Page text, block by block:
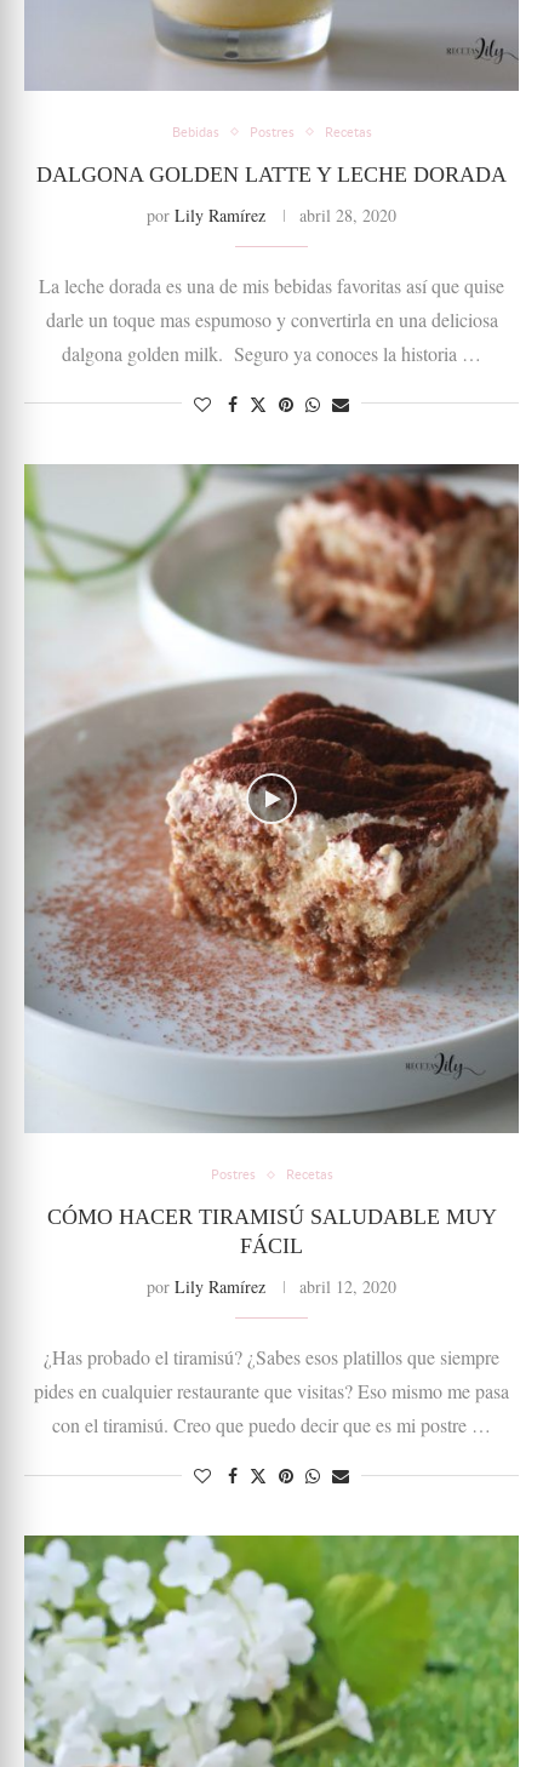
Bebidas Postres Recetas
DALGONA GOLDEN LATTE Y LECHE DORADA
por Lily Ramírez abril 28, 2020
La leche dorada es una de mis bebidas favoritas así que quise
darle un toque mas espumoso y convertirla en una deliciosa
dalgona golden milk. Seguro ya conoces la historia …
Postres Recetas
CÓMO HACER TIRAMISÚ SALUDABLE MUY
FÁCIL
por Lily Ramírez abril 12, 2020
¿Has probado el tiramisú? ¿Sabes esos platillos que siempre
pides en cualquier restaurante que visitas? Eso mismo me pasa
con el tiramisú. Creo que puedo decir que es mi postre …